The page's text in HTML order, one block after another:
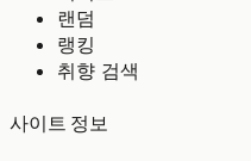
랜덤
랭킹
취향 검색
사이트 정보